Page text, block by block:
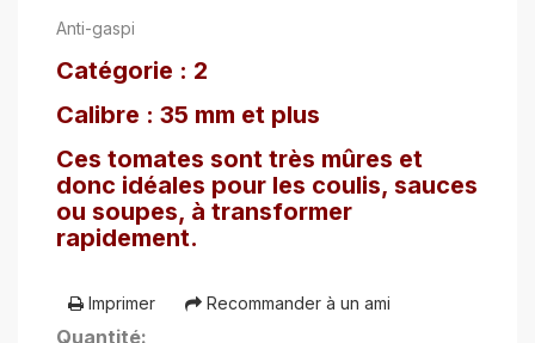
Anti-gaspi
Catégorie : 2
Calibre : 35 mm et plus
Ces tomates sont très mûres et
donc idéales pour les coulis, sauces
ou soupes, à transformer
rapidement.
Imprimer Recommander à un ami
Quantité: